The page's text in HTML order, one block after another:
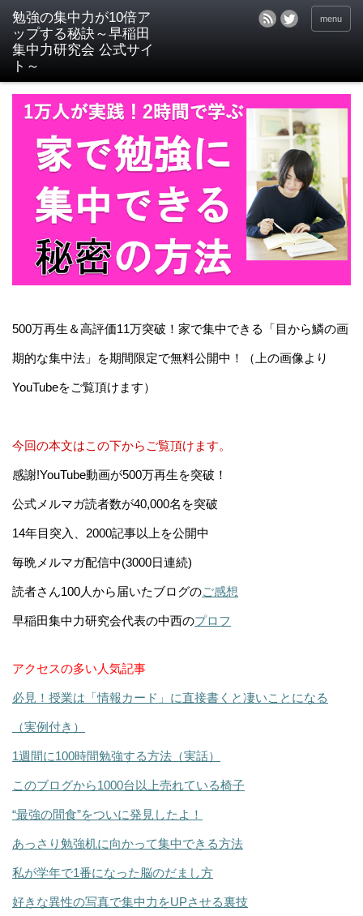
menu
500万再生＆高評価11万突破！家で集中できる「目から鱗の画
期的な集中法」を期間限定で無料公開中！（上の画像より
YouTubeをご覧頂けます）
今回の本文はこの下からご覧頂けます。
感謝!YouTube動画が500万再生を突破！
公式メルマガ読者数が40,000名を突破
14年目突入、2000記事以上を公開中
毎晩メルマガ配信中(3000日連続)
読者さん100人から届いたブログのご感想
早稲田集中力研究会代表の中西のプロフ
アクセスの多い人気記事
必見！授業は「情報カード」に直接書くと凄いことになる
（実例付き）
1週間に100時間勉強する方法（実話）
このブログから1000台以上売れている椅子
“最強の間食”をついに発見したよ！
あっさり勉強机に向かって集中できる方法
私が学年で1番になった脳のだまし方
好きな異性の写真で集中力をUPさせる裏技